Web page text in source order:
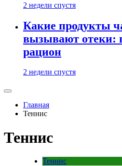
2 недели спустя
Какие продукты
вызывают отеки:
рацион
2 недели спустя
Главная
Теннис
Теннис
Теннис